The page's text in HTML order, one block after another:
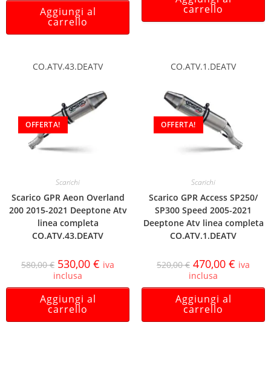
Aggiungi al
carrello
carrello
CO.ATV.43.DEATV
OFFERTA!
Scarichi
Scarico GPR Aeon Overland
200 2015-2021 Deeptone Atv
linea completa
CO.ATV.43.DEATV
580,00€ 530,00 € iva
inclusa
Aggiungi al
carrello
CO.ATV.1.DEATV
OFFERTA!
Scarichi
Scarico GPR Access SP250/
SP300 Speed 2005-2021
Deeptone Atv linea completa
CO.ATV.1.DEATV
520,00€ 470,00 € iva
inclusa
Aggiungi al
carrello